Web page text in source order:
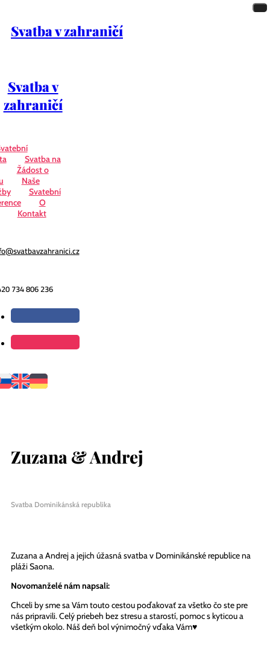
Svatba v zahraničí
Svatba v
zahraničí
Svatba na
Žádost o
Naše
Svatební
O
Kontakt
734 806 236
Zuzana & Andrej
Svatba Dominikánská republika
Zuzana a Andrej a jejich úžasná svatba v Dominikánské republice na
pláži Saona.
Novomanželé nám napsali:
Chceli by sme sa Vám touto cestou poďakovať za všetko čo ste pre
nás pripravili. Celý priebeh bez stresu a starostí, pomoc s kyticou a
všetkým okolo. Náš deň bol výnimočný vďaka Vám♥️